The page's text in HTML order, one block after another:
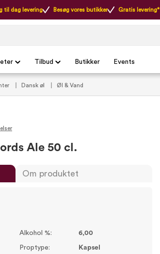
til dag levering Besøg vores butikker Gratis levering*
Tilbud Butikker Events
Dansk øl Øl & Vand
Ale 50 cl.
Om produktet
Alkohol %: 6,00
Proptype: Kapsel